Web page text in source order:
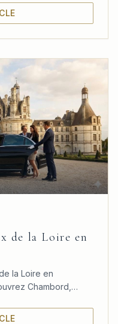
de la Loire en
la Loire en
Chambord,